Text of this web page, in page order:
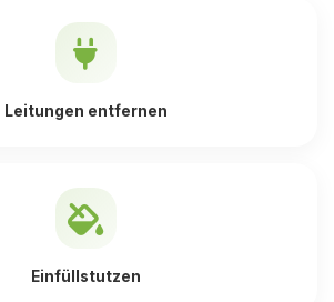
Leitungen entfernen
Einfüllstutzen